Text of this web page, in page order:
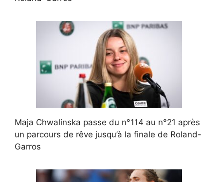
Maja Chwalinska passe du n°114 au n°21 après
un parcours de rêve jusqu’à la finale de Roland-
Garros